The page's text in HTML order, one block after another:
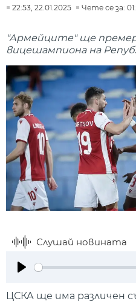
22:53, 22.01.2025 Чете се за:
"Армейците" ще
вицешампиона на
Слушай новината
ЦСКА ще има различен